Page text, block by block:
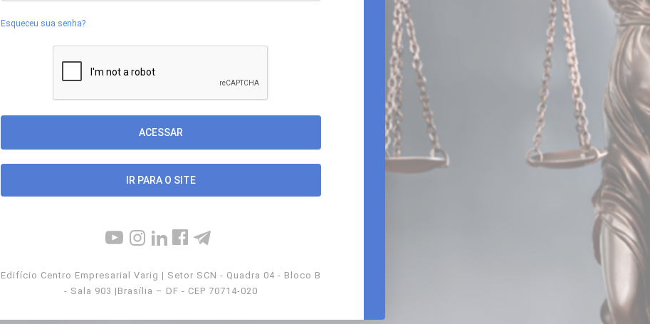
Esqueceu sua senha?
IR PARA O SITE
Edifício Centro Empresarial Varig | Setor SCN - Quadra 04 - Bloco B
- Sala 903 |Brasília – DF - CEP 70714-020
Edifício Centro Empresarial Varig | Setor SCN -
Bloco B - Sala 903 |Brasília – DF - CEP